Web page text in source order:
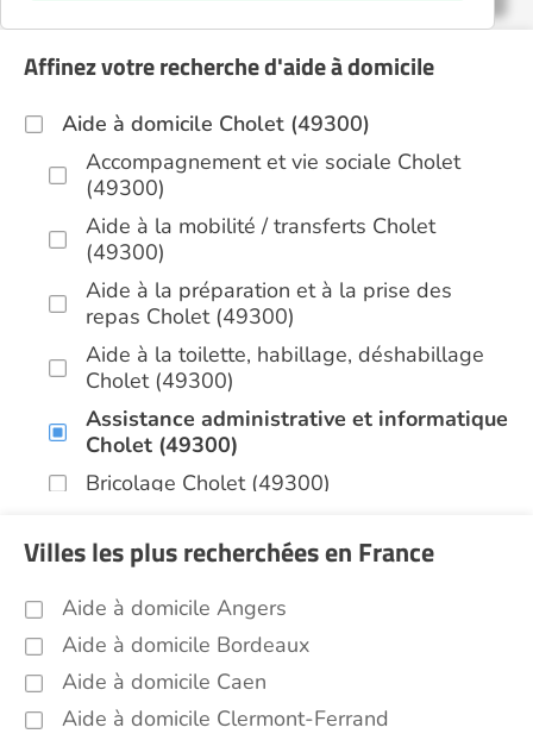
Affinez votre recherche d'aide à domicile
Aide à domicile Cholet (49300)
Accompagnement et vie sociale Cholet
(49300)
Aide à la mobilité / transferts Cholet
(49300)
Aide à la préparation et à la prise des
repas Cholet (49300)
Aide à la toilette, habillage, déshabillage
Cholet (49300)
Assistance administrative et informatique
Cholet (49300)
Bricolage Cholet (49300)
Jardinage Cholet (49300)
Aide aux courses Cholet (49300)
Entretien du cadre de vie, ménage,
repassage, gestion du linge Cholet (49300)
Villes les plus recherchées en France
Aide à domicile Angers
Aide à domicile Bordeaux
Aide à domicile Caen
Aide à domicile Clermont-Ferrand